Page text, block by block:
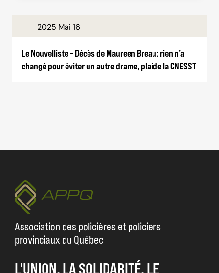
2025 Mai 16
Le Nouvelliste – Décès de Maureen Breau: rien n’a
changé pour éviter un autre drame, plaide la CNESST
Association des policières et policiers
provinciaux du Québec
L'UNION, LA SOLIDARITÉ, LE